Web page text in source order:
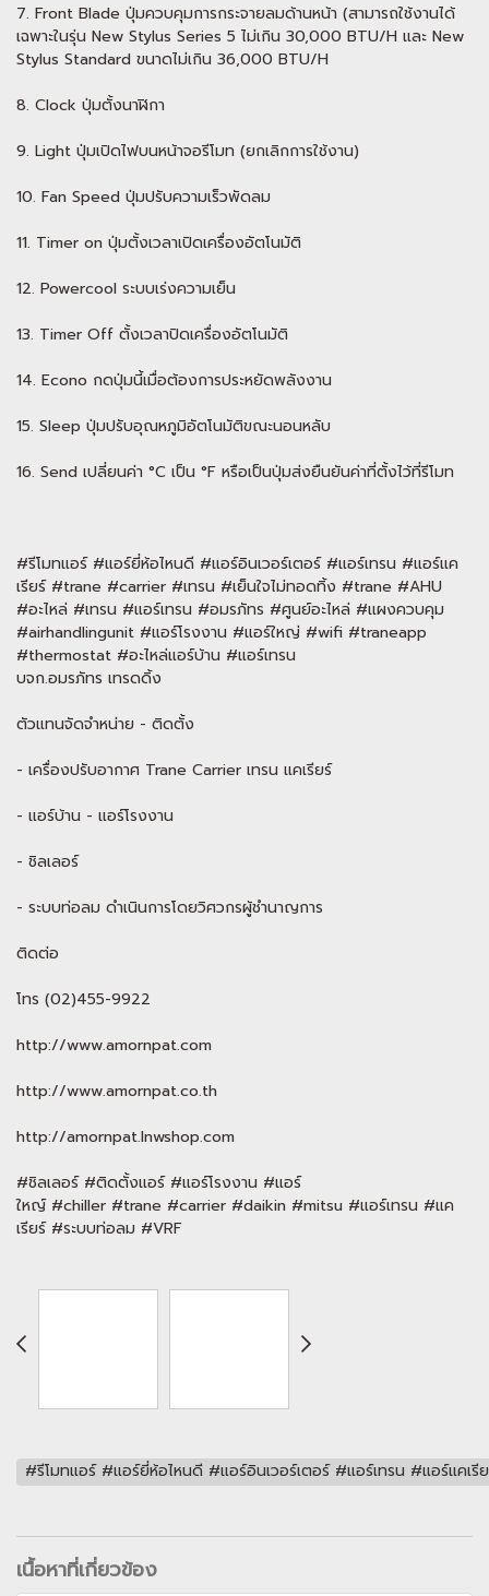
7. Front Blade ปุ่มควบคุมการกระจายลมด้านหน้า (สามารถใช้งานได้
เฉพาะในรุ่น New Stylus Series 5 ไม่เกิน 30,000 BTU/H และ New
Stylus Standard ขนาดไม่เกิน 36,000 BTU/H
8. Clock ปุ่มตั้งนาฬิกา
9. Light ปุ่มเปิดไฟบนหน้าจอรีโมท (ยกเลิกการใช้งาน)
10. Fan Speed ปุ่มปรับความเร็วพัดลม
11. Timer on ปุ่มตั้งเวลาเปิดเครื่องอัตโนมัติ
12. Powercool ระบบเร่งความเย็น
13. Timer Off ตั้งเวลาปิดเครื่องอัตโนมัติ
14. Econo กดปุ่มนี้เมื่อต้องการประหยัดพลังงาน
15. Sleep ปุ่มปรับอุณหภูมิอัตโนมัติขณะนอนหลับ
16. Send เปลี่ยนค่า °C เป็น °F หรือเป็นปุ่มส่งยืนยันค่าที่ตั้งไว้ที่รีโมท
#รีโมทแอร์ #แอร์ยี่ห้อไหนดี #แอร์อินเวอร์เตอร์ #แอร์เทรน #แอร์แค
เรียร์ #trane #carrier #เทรน #เย็นใจไม่ทอดทิ้ง #trane #AHU
#อะไหล่ #เทรน #แอร์เทรน #อมรภัทร #ศูนย์อะไหล่ #แผงควบคุม
#airhandlingunit #แอร์โรงงาน #แอร์ใหญ่ #wifi #traneapp
#thermostat #อะไหล่แอร์บ้าน #แอร์เทรน
บจก.อมรภัทร เทรดดิ้ง
ตัวแทนจัดจำหน่าย - ติดตั้ง
- เครื่องปรับอากาศ Trane Carrier เทรน แคเรียร์
- แอร์บ้าน - แอร์โรงงาน
- ชิลเลอร์
- ระบบท่อลม ดำเนินการโดยวิศวกรผู้ชำนาญการ
ติดต่อ
โทร (02)455-9922
http://www.amornpat.com
http://www.amornpat.co.th
http://amornpat.lnwshop.com
#ชิลเลอร์ #ติดตั้งแอร์ #แอร์โรงงาน #แอร์
ใหญ์ #chiller #trane #carrier #daikin #mitsu #แอร์เทรน #แค
เรียร์ #ระบบท่อลม #VRF
#รีโมทแอร์ #แอร์ยี่ห้อไหนดี #แอร์อินเวอร์เตอร์ #แอร์เทรน #แอร์แ
เนื้อหาที่เกี่ยวข้อง